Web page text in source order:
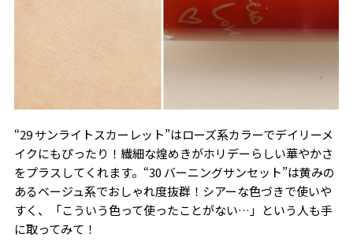
“29 サンライトスカーレット”はローズ系カラーでデイリーメ
イクにもぴったり！繊細な煌めきがホリデーらしい華やかさ
をプラスしてくれます。“30 バーニングサンセット”は黄みの
あるベージュ系でおしゃれ度抜群！シアーな色づきで使いや
すく、「こういう色って使ったことがない…」という人も手
に取ってみて！